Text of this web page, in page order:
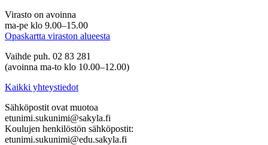
Virasto on avoinna
ma-pe klo 9.00–15.00
Opaskartta viraston alueesta
Vaihde puh. 02 83 281
(avoinna ma-to klo 10.00–12.00)
Kaikki yhteystiedot
Sähköpostit ovat muotoa
etunimi.sukunimi@sakyla.fi
Koulujen henkilöstön sähköpostit:
etunimi.sukunimi@edu.sakyla.fi